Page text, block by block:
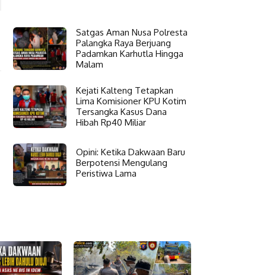
Satgas Aman Nusa Polresta
Palangka Raya Berjuang
Padamkan Karhutla Hingga
Malam
Kejati Kalteng Tetapkan
Lima Komisioner KPU Kotim
Tersangka Kasus Dana
Hibah Rp40 Miliar
Opini: Ketika Dakwaan Baru
Berpotensi Mengulang
Peristiwa Lama